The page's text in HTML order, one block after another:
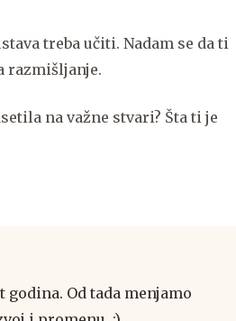
treba učiti. Nadam se da ti
razmišljanje.
na važne stvari? Šta ti je
Od tada menjamo